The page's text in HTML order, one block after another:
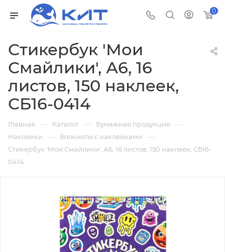
0
Стикербук 'Мои
Смайлики', А6, 16
листов, 150 наклеек,
СБ16-0414
Главная — Каталог — Бумажная продукция —
Наклейки — Блокноты с наклейками —
Стикербук 'Мои Смайлики', А6, 16 листов, 150 наклеек, СБ16-
0414